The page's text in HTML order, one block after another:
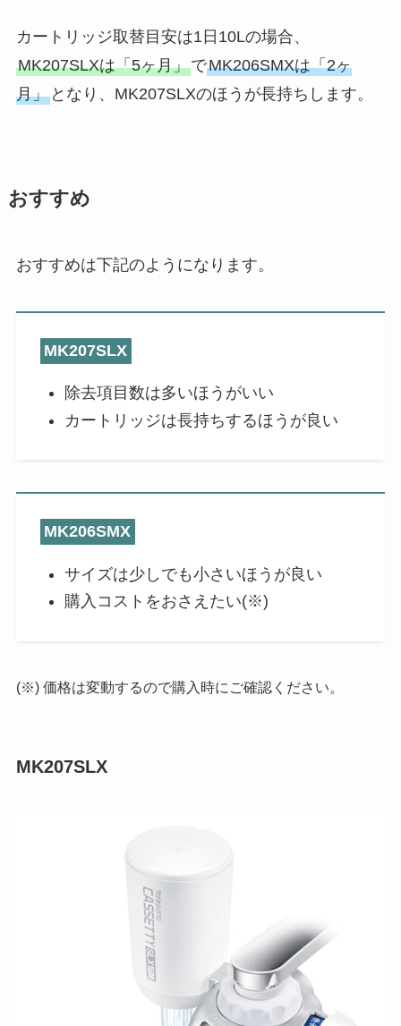
カートリッジ取替目安は1日10Lの場合、
MK207SLXは「5ヶ月」でMK206SMXは「2ヶ
月」となり、MK207SLXのほうが長持ちします。
おすすめ
おすすめは下記のようになります。
MK207SLX
除去項目数は多いほうがいい
カートリッジは長持ちするほうが良い
MK206SMX
サイズは少しでも小さいほうが良い
購入コストをおさえたい(※)
(※) 価格は変動するので購入時にご確認ください。
MK207SLX